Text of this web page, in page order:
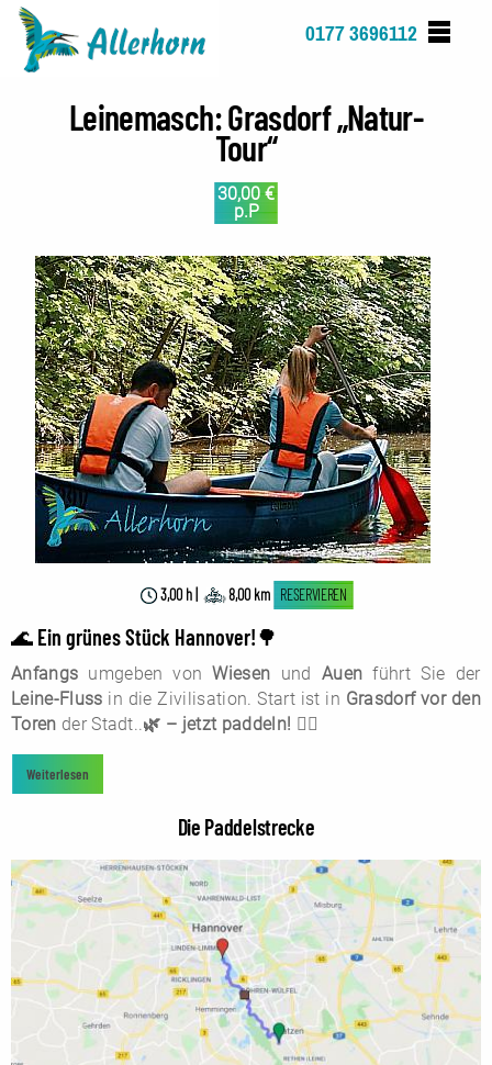
Direkt
zum
Inhalt
0177 3696112
Leinemasch: Grasdorf „Natur-
Tour“
30,00 €
p.P
3,00 h | 8,00 km RESERVIEREN
🌊 Ein grünes Stück Hannover!🌳
Anfangs umgeben vonWiesen und Auen führt Sie der
Leine-Fluss in die Zivilisation. Start ist in Grasdorf vor den
Toren der Stadt..🌿 – jetzt paddeln! 🚣‍♂️
Weiterlesen
Die Paddelstrecke